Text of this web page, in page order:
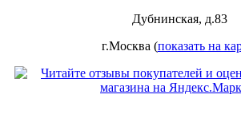
Дубнинская, д.83
г.Москва (показать на